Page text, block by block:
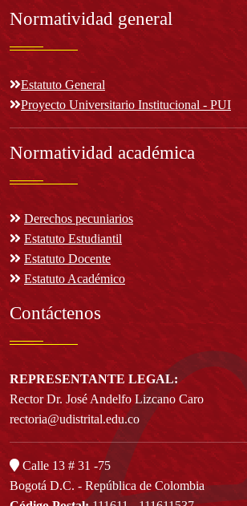
Normatividad general
Estatuto General
Proyecto Universitario Institucional - PUI
Normatividad académica
Derechos pecuniarios
Estatuto Estudiantil
Estatuto Docente
Estatuto Académico
Contáctenos
REPRESENTANTE LEGAL:
Rector Dr. José Andelfo Lizcano Caro
rectoria@udistrital.edu.co
Calle 13 # 31 -75
Bogotá D.C. - República de Colombia